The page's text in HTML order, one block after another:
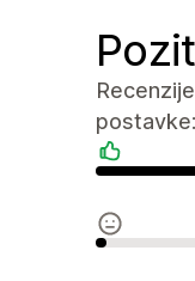
Pozitivne
Neutralne